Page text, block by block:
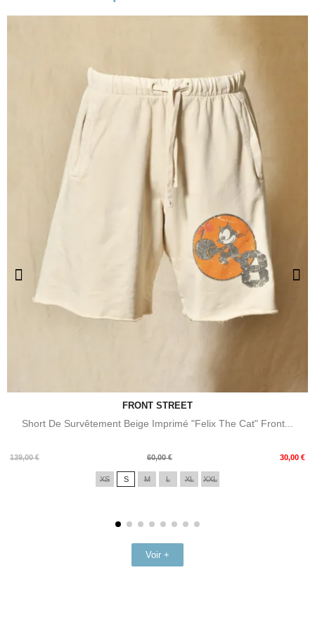
FRONT STREET
Short De Survêtement Beige Imprimé "Felix The Cat" Front...
139,00 €
Prix
60,00 € 30,00 €
Prix
XS S M L XL XXL
Voir +